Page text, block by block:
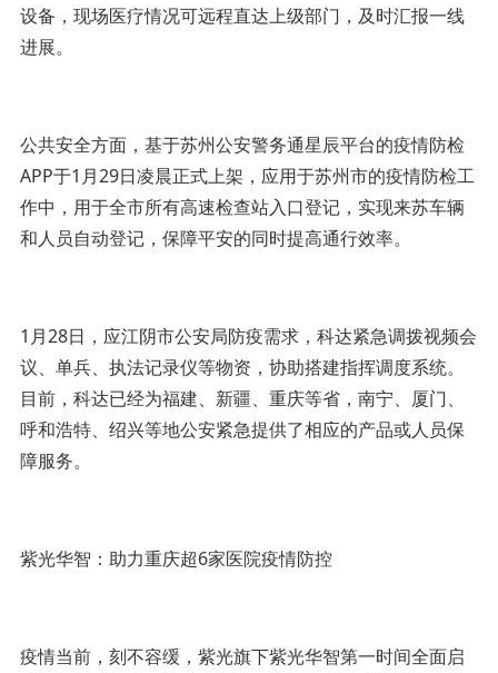
设备，现场医疗情况可远程直达上级部门，及时汇报一线
进展。
公共安全方面，基于苏州公安警务通星辰平台的疫情防检
APP于1月29日凌晨正式上架，应用于苏州市的疫情防检工
作中，用于全市所有高速检查站入口登记，实现来苏车辆
和人员自动登记，保障平安的同时提高通行效率。
1月28日，应江阴市公安局防疫需求，科达紧急调拨视频会
议、单兵、执法记录仪等物资，协助搭建指挥调度系统。
目前，科达已经为福建、新疆、重庆等省，南宁、厦门、
呼和浩特、绍兴等地公安紧急提供了相应的产品或人员保
障服务。
紫光华智：助力重庆超6家医院疫情防控
疫情当前，刻不容缓，紫光旗下紫光华智第一时间全面启